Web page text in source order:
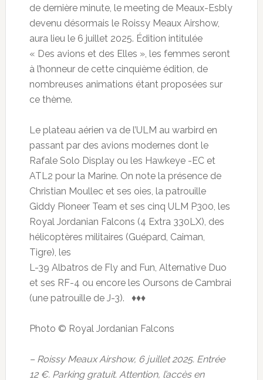
de dernière minute, le meeting de Meaux-Esbly
devenu désormais le Roissy Meaux Airshow,
aura lieu le 6 juillet 2025. Édition intitulée
« Des avions et des Elles », les femmes seront
à l’honneur de cette cinquième édition, de
nombreuses animations étant proposées sur
ce thème.
Le plateau aérien va de l’ULM au warbird en
passant par des avions modernes dont le
Rafale Solo Display ou les Hawkeye -EC et
ATL2 pour la Marine. On note la présence de
Christian Moullec et ses oies, la patrouille
Giddy Pioneer Team et ses cinq ULM P300, les
Royal Jordanian Falcons (4 Extra 330LX), des
hélicoptères militaires (Guépard, Caiman,
Tigre), les
L-39 Albatros de Fly and Fun, Alternative Duo
et ses RF-4 ou encore les Oursons de Cambrai
(une patrouille de J-3). ♦♦♦
Photo © Royal Jordanian Falcons
– Roissy Meaux Airshow, 6 juillet 2025. Entrée
12 €. Parking gratuit. Attention, l’accès en